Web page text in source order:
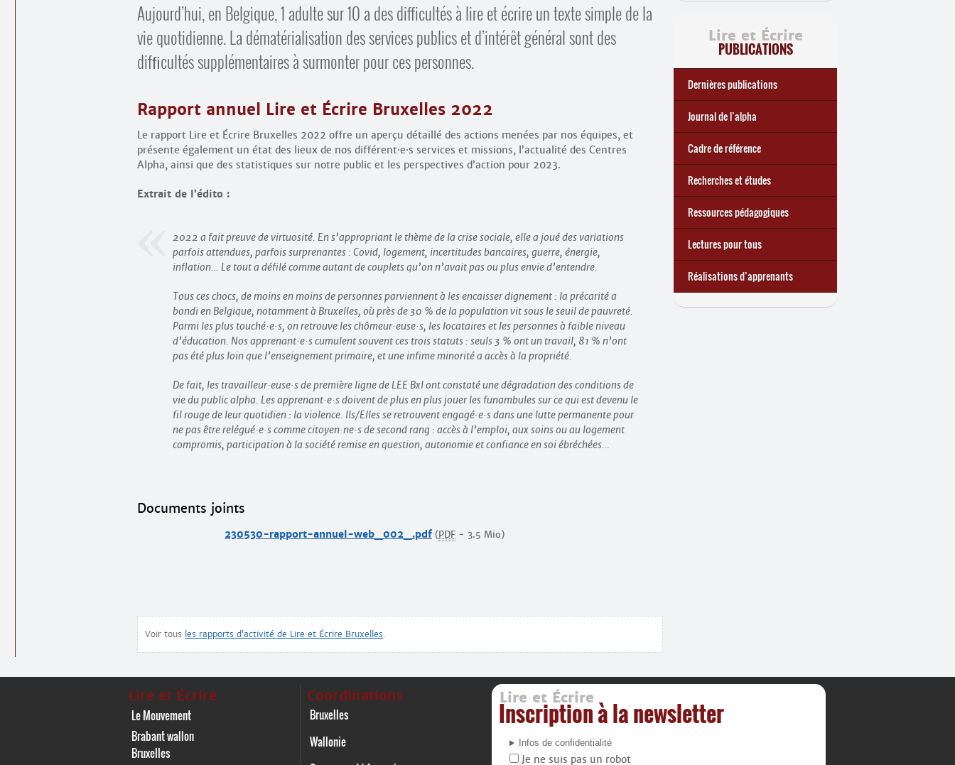
Aujourd’hui, en Belgique, 1 adulte sur 10 a des difficultés à lire et écrire un texte simple de la
vie quotidienne. La dématérialisation des services publics et d’intérêt général sont des
difﬁcultés supplémentaires à surmonter pour ces personnes.
Rapport annuel Lire et Écrire Bruxelles 2022
Le rapport Lire et Écrire Bruxelles 2022 offre un aperçu détaillé des actions menées par nos équipes, et
présente également un état des lieux de nos différent·e·s services et missions, l’actualité des Centres
Alpha, ainsi que des statistiques sur notre public et les perspectives d’action pour 2023.
Extrait de l’édito :
2022 a fait preuve de virtuosité. En s’appropriant le thème de la crise sociale, elle a joué des variations
parfois attendues, parfois surprenantes : Covid, logement, incertitudes bancaires, guerre, énergie,
inflation… Le tout a défilé comme autant de couplets qu’on n’avait pas ou plus envie d’entendre.
Tous ces chocs, de moins en moins de personnes parviennent à les encaisser dignement : la précarité a
bondi en Belgique, notamment à Bruxelles, où près de 30 % de la population vit sous le seuil de pauvreté.
Parmi les plus touché·e·s, on retrouve les chômeur·euse·s, les locataires et les personnes à faible niveau
d’éducation. Nos apprenant·e·s cumulent souvent ces trois statuts : seuls 3 % ont un travail, 81 % n’ont
pas été plus loin que l’enseignement primaire, et une infime minorité a accès à la propriété.
De fait, les travailleur·euse·s de première ligne de LEE Bxl ont constaté une dégradation des conditions de
vie du public alpha. Les apprenant·e·s doivent de plus en plus jouer les funambules sur ce qui est devenu le
fil rouge de leur quotidien : la violence. Ils/Elles se retrouvent engagé·e·s dans une lutte permanente pour
ne pas être relégué·e·s comme citoyen·ne·s de second rang : accès à l’emploi, aux soins ou au logement
compromis, participation à la société remise en question, autonomie et confiance en soi ébréchées…
Documents joints
230530-rapport-annuel-web_002_.pdf ( PDF - 3.5 Mio)
Voir tous les rapports d’activité de Lire et Écrire Bruxelles.
Lire et Écrire
PUBLICATIONS
Dernières publications
Réforme des allocations de
chômage : premiers bilans
🎬 L’alpha populaire : c’est
Statistiques 2025 sur les
apprenant ·es à Lire et Écrire
Journal de l’alpha 241 (2
trimestre 2026) : Militer pour
... Tous les articles
Journal de l’alpha
Cadre de référence
Recherches et études
Ressources pédagogiques
Lectures pour tous
Réalisations d’apprenants
Lire et Écrire
Le Mouvement
Brabant wallon
Bruxelles
Coordinations
Bruxelles
Wallonie
Lire et Écrire
Inscription à la newsletter
Infos de confidentialité
Je ne suis pas un robot